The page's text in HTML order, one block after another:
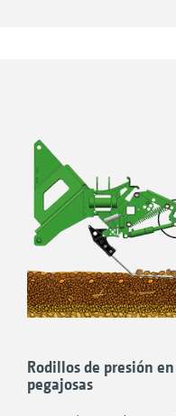
Rodillos de presión
pegajosas